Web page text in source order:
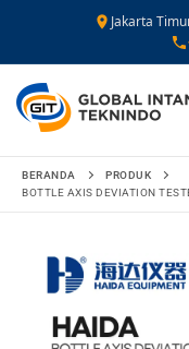
Jakarta
Lompat
BERANDA
PRODUK
BOTTLE AXIS DEVIATION